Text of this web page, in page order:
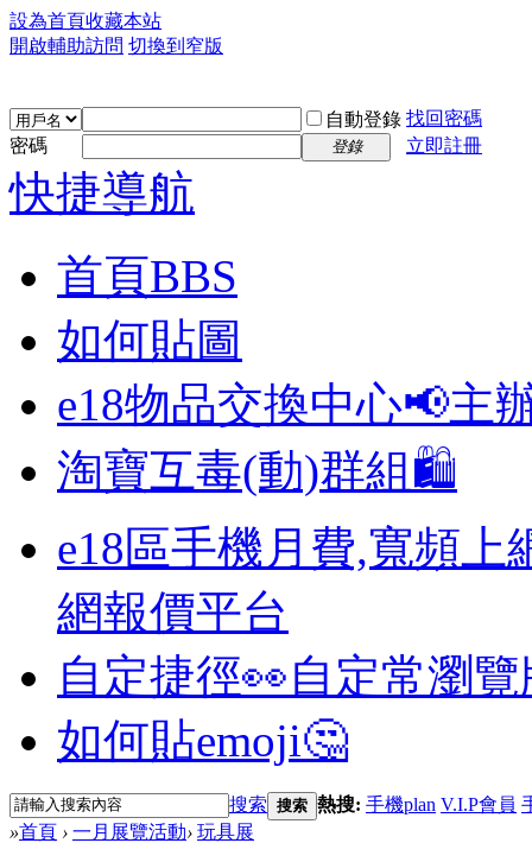
設為首頁收藏本站
開啟輔助訪問 切換到窄版
自動登錄 找回密碼
密碼
登錄 立即註冊
快捷導航
首頁BBS
如何貼圖
e18物品交換中心📢主
淘寶互毒(動)群組🛍️
e18區手機月費,寬頻上
網報價平台
自定捷徑👀自定常瀏
如何貼emoji🤔
搜索 搜索 熱搜: 手機plan V.I.P會員
»首頁 › 一月展覽活動› 玩具展